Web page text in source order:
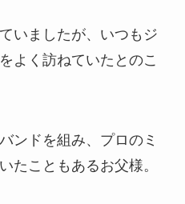
いましたが、いつもジ
よく訪ねていたとのこ
ンドを組み、プロのミ
たこともあるお父様。